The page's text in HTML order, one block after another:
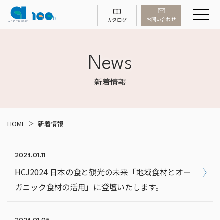
カタログ お問い合わせ
News
新着情報
HOME 新着情報
2024.01.11
HCJ2024 日本の食と観光の未来「地域食材とオー
ガニック食材の活用」に登壇いたします。